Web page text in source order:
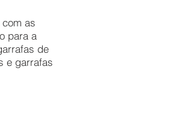
as
para a
de
e garrafas